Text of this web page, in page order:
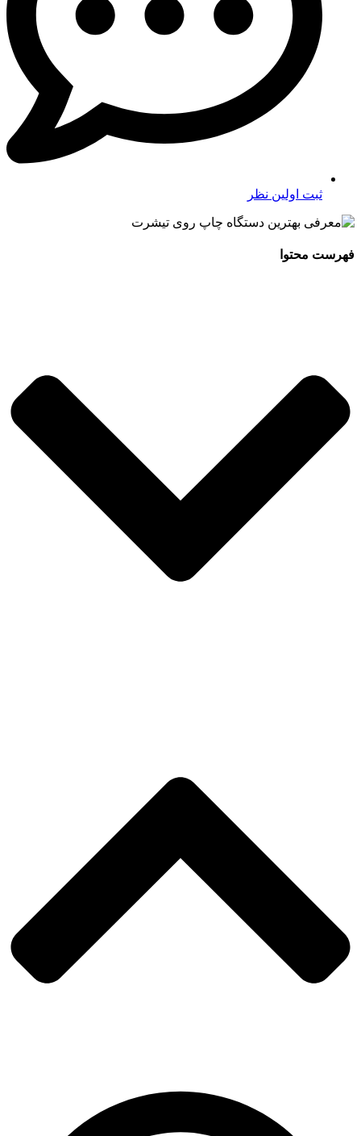
ثبت اولین نظر
فهرست محتوا